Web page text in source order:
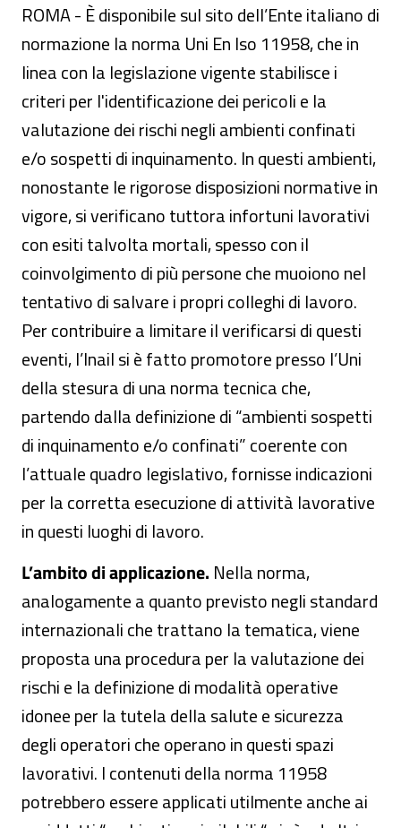
ROMA - È disponibile sul sito dell’Ente italiano di
normazione la norma Uni En Iso 11958, che in
linea con la legislazione vigente stabilisce i
criteri per l'identificazione dei pericoli e la
valutazione dei rischi negli ambienticonfinati
e/o sospetti di inquinamento. In questi ambienti,
nonostante le rigorose disposizioni normative in
vigore, si verificano tuttora infortuni lavorativi
con esiti talvolta mortali, spesso con il
coinvolgimento di più persone che muoiono nel
tentativo di salvare i propri colleghi di lavoro.
Per contribuire a limitare il verificarsi di questi
eventi, l’Inail si è fatto promotore presso l’Uni
della stesura di una norma tecnica che,
partendo dalla definizione di “ambienti sospetti
di inquinamento e/o confinati” coerente con
l’attuale quadro legislativo, fornisse indicazioni
per la corretta esecuzione di attività lavorative
in questi luoghi di lavoro.
L’ambito di applicazione. Nella norma,
analogamente a quanto previsto negli standard
internazionali che trattano la tematica, viene
proposta una procedura per la valutazione dei
rischi e la definizione di modalità operative
idonee per la tutela della salute e sicurezza
degli operatori che operano in questi spazi
lavorativi. I contenuti della norma 11958
potrebbero essere applicati utilmente anche ai